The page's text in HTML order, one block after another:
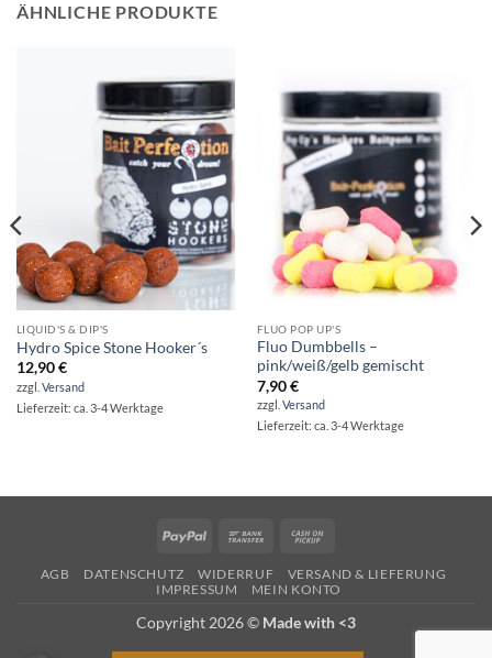
ÄHNLICHE PRODUKTE
LIQUID'S & DIP'S
Hydro Spice Stone Hooker´s
12,90€
zzgl. Versand
Lieferzeit: ca. 3-4 Werktage
FLUO POP UP'S
Fluo Dumbbells –
pink/weiß/gelb gemischt
7,90€
zzgl. Versand
Lieferzeit: ca. 3-4 Werktage
PayPal
Bank
Pickup
AGB DATENSCHUTZ WIDERRUF
VERSAND & LIEFERUNG
IMPRESSUM
MEIN KONTO
Copyright 2026 © Made with <3